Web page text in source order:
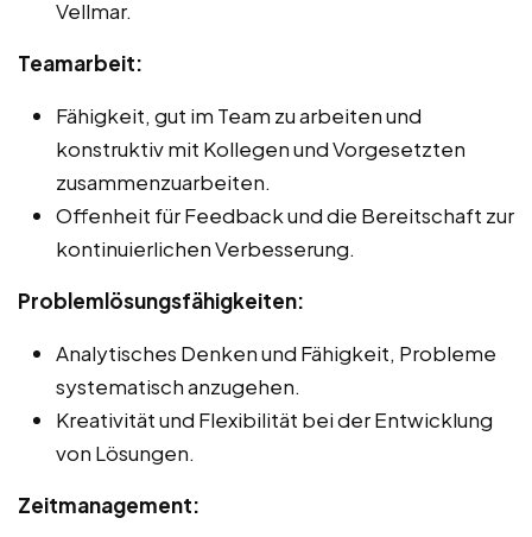
Vellmar.
Teamarbeit:
Fähigkeit, gut im Team zu arbeiten und
konstruktiv mit Kollegen und Vorgesetzten
zusammenzuarbeiten.
Offenheit für Feedback und die Bereitschaft zur
kontinuierlichen Verbesserung.
Problemlösungsfähigkeiten:
Analytisches Denken und Fähigkeit, Probleme
systematisch anzugehen.
Kreativität und Flexibilität bei der Entwicklung
von Lösungen.
Zeitmanagement: